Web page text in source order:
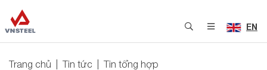
EN
Trang chủ Tin tức Tin tổng hợp